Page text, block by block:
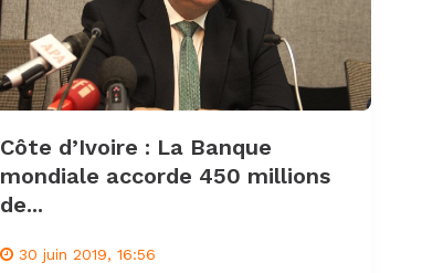
Côte d’Ivoire : La Banque
mondiale accorde 450 millions
de...
30 juin 2019, 16:56